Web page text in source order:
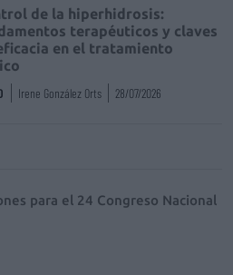
de la hiperhidrosis:
terapéuticos y claves
en el tratamiento
Irene González Orts 28/07/2026
para el 24 Congreso Nacional